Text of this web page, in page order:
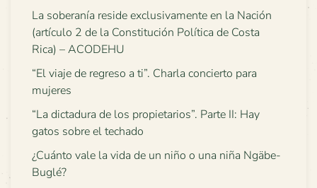
La soberanía reside exclusivamente en la Nación
(artículo 2 de la Constitución Política de Costa
Rica) – ACODEHU
“El viaje de regreso a ti”. Charla concierto para
mujeres
“La dictadura de los propietarios”. Parte II: Hay
gatos sobre el techado
¿Cuánto vale la vida de un niño o una niña Ngäbe-
Buglé?